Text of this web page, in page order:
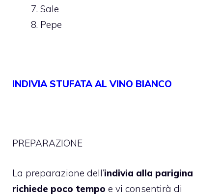
Sale
Pepe
INDIVIA STUFATA AL VINO BIANCO
PREPARAZIONE
La preparazione dell’indivia alla parigina
richiede poco tempo e vi consentirà di